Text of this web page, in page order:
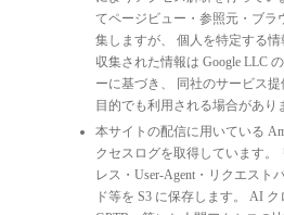
てページビュー・参照元・ブラ
集しますが、 個人を特定する情
収集された情報は Google LLC
ーに基づき、 同社のサービス
目的でも利用される場合があり
本サイトの配信に用いている
クセスログを取得しています。
レス・User-Agent・リクエスト
ド等を S3 に保存します。 AI ク